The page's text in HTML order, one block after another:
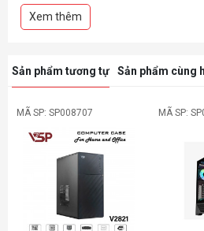
- Hệ thống điều khiển đèn Leb linh hoạt -
Leb Sync khác.
- Hỗ trợ hầu hết bo mạch chủ M-ATX phổ
Xem thêm
Sản phẩm tương tự Sản phẩm cùng
MÃ SP: SP008707 MÃ SP: